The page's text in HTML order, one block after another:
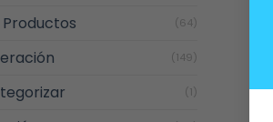
(64)
(149)
(1)